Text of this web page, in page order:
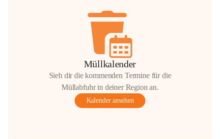
Müllkalender
Sieh dir die kommenden Termine für die
Müllabfuhr in deiner Region an.
Kalender ansehen